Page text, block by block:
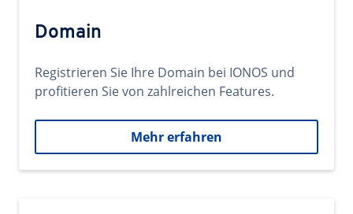
Domain
Registrieren Sie Ihre Domain bei IONOS und
profitieren Sie von zahlreichen Features.
Mehr erfahren